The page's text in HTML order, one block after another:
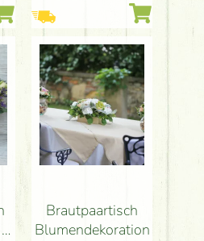
(Lisianthus,
Sprayrosen,
Eryngium,
Veronica, Kamille,
Rosa, Creme)
Brautpaartisch
Blumendekoration